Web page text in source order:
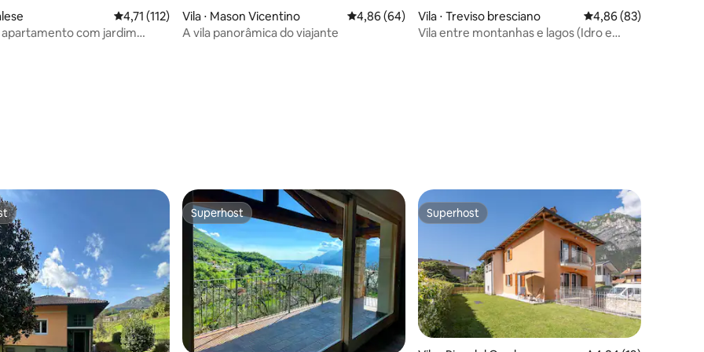
de 5, 62 avaliações
4,71 de uma avaliação média de 5, 112 avaliações
4,71 (112)
apartamento com jardim
Vila ⋅ Mason Vicentino 4,86 de uma avaliação média de 5, 64 avaliações
4,86 (64)
A vila panorâmica do viajante
Vila ⋅ Treviso bresciano 4,86 de uma
4,86 (83)
Vila entre montanhas e lagos (Idro e
Superhost
Superhost Superhost
Superhost